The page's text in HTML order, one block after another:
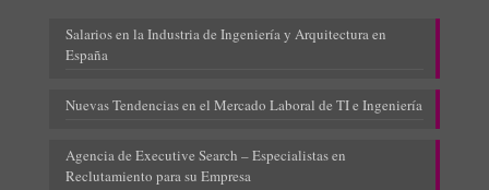
Salarios en la Industria de Ingeniería y Arquitectura en
España
Nuevas Tendencias en el Mercado Laboral de TI e Ingeniería
Agencia de Executive Search – Especialistas en
Reclutamiento para su Empresa